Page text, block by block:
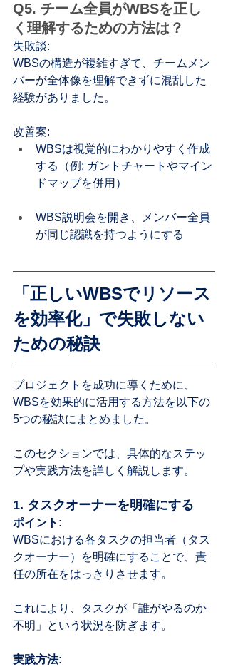
Q5. チーム全員がWBSを正し
く理解するための方法は？
失敗談:
WBSの構造が複雑すぎて、チームメン
バーが全体像を理解できずに混乱した
経験がありました。
改善案:
WBSは視覚的にわかりやすく作成
する（例: ガントチャートやマイン
ドマップを併用）
WBS説明会を開き、メンバー全員
が同じ認識を持つようにする
「正しいWBSでリソース
を効率化」で失敗しない
ための秘訣
プロジェクトを成功に導くために、
WBSを効果的に活用する方法を以下の
5つの秘訣にまとめました。
このセクションでは、具体的なステッ
プや実践方法を詳しく解説します。
1. タスクオーナーを明確にする
ポイント:
WBSにおける各タスクの担当者（タス
クオーナー）を明確にすることで、責
任の所在をはっきりさせます。
これにより、タスクが「誰がやるのか
不明」という状況を防ぎます。
実践方法: